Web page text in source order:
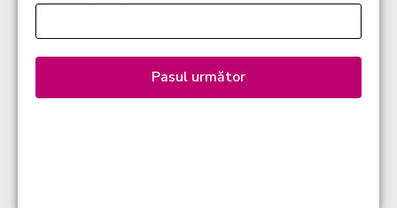
Pasul următor